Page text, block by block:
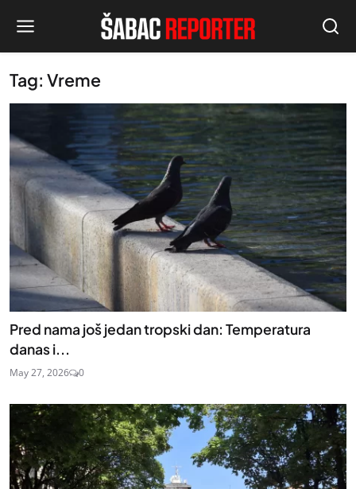
Tag: Vreme
Pred nama još jedan tropski dan: Temperatura
danas i...
May 27, 2026 0